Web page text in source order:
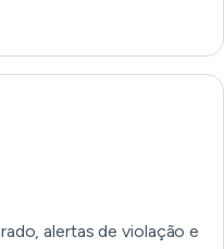
alertas de violação e